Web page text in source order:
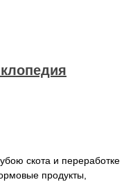
скота и переработке
продукты,